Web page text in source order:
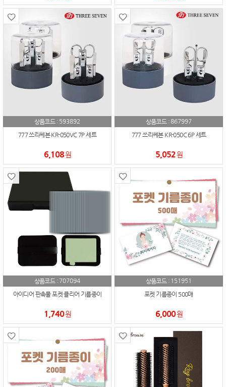
상품코드 : 593892
777 쓰리쎄븐 KR-050VC 7P 세트
6,108원
상품코드 :867997
777 쓰리쎄븐 KR-050C 6P 세트
5,052원
상품코드 : 707094
아이디어 판촉물 포켓 클리어 기름종이
1,740원
상품코드 : 151951
포켓 기름종이 500매
6,000원